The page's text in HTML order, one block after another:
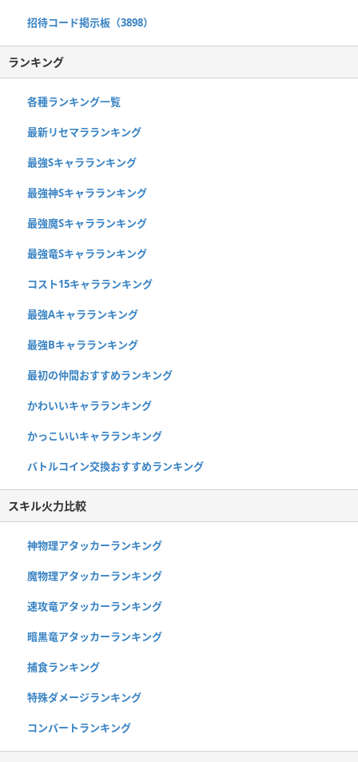
招待コード掲示板（3898）
ランキング
各種ランキング一覧
最新リセマラランキング
最強Sキャラランキング
最強神Sキャラランキング
最強魔Sキャラランキング
最強竜Sキャラランキング
コスト15キャラランキング
最強Aキャラランキング
最強Bキャラランキング
最初の仲間おすすめランキング
かわいいキャラランキング
かっこいいキャラランキング
バトルコイン交換おすすめランキング
スキル火力比較
神物理アタッカーランキング
魔物理アタッカーランキング
速攻竜アタッカーランキング
暗黒竜アタッカーランキング
捕食ランキング
特殊ダメージランキング
コンバートランキング